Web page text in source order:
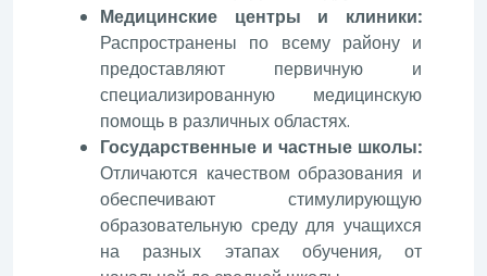
Медицинские центры и клиники:
Распространены по всему району и
предоставляют первичную и
специализированную медицинскую
помощь в различных областях.
Государственные и частные школы:
Отличаются качеством образования и
обеспечивают стимулирующую
образовательную среду для учащихся
на разных этапах обучения, от